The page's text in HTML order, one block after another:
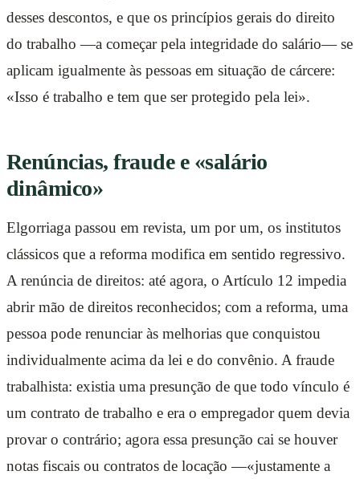
desses descontos, e que os princípios gerais do direito
do trabalho —a começar pela integridade do salário— se
aplicam igualmente às pessoas em situação de cárcere:
«Isso é trabalho e tem que ser protegido pela lei».
Renúncias, fraude e «salário
dinâmico»
Elgorriaga passou em revista, um por um, os institutos
clássicos que a reforma modifica em sentido regressivo.
A renúncia de direitos: até agora, o Artículo 12 impedia
abrir mão de direitos reconhecidos; com a reforma, uma
pessoa pode renunciar às melhorias que conquistou
individualmente acima da lei e do convênio. A fraude
trabalhista: existia uma presunção de que todo vínculo é
um contrato de trabalho e era o empregador quem devia
provar o contrário; agora essa presunção cai se houver
notas fiscais ou contratos de locação —«justamente a